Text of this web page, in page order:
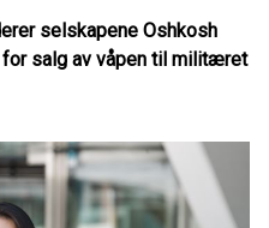
selskapene Oshkosh
salg av våpen til militæret